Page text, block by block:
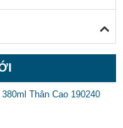
380ml Thân Cao 190240